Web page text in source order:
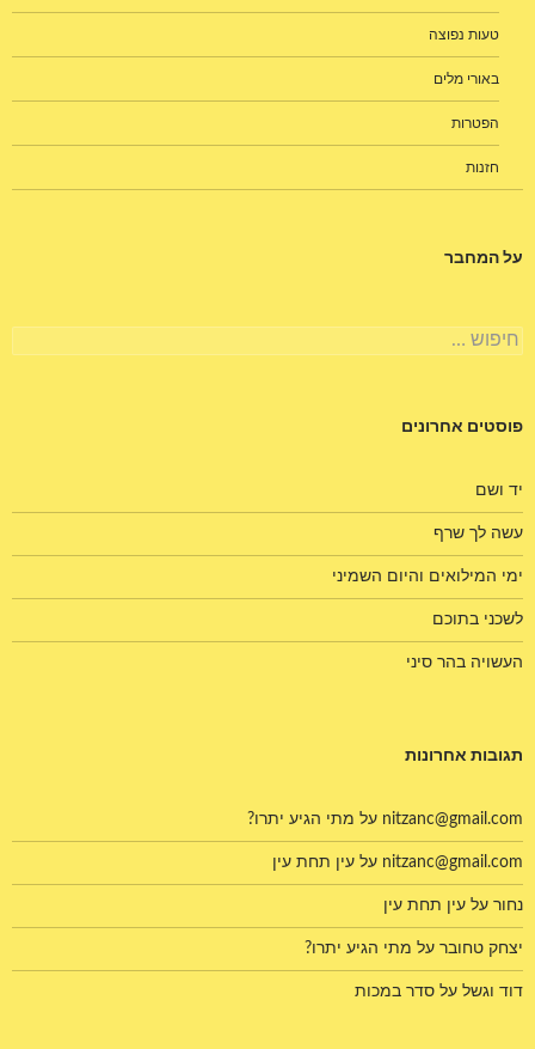
טעות נפוצה
באורי מלים
הפטרות
חזנות
על המחבר
חיפוש:
פוסטים אחרונים
יד ושם
עשה לך שרף
ימי המילואים והיום השמיני
לשכני בתוכם
העשויה בהר סיני
תגובות אחרונות
nitzanc@gmail.com על מתי הגיע יתרו?
nitzanc@gmail.com על עין תחת עין
נחור על עין תחת עין
יצחק טחובר על מתי הגיע יתרו?
דוד וגשל על סדר במכות